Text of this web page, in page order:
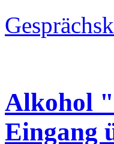
Alkohol
Eingang